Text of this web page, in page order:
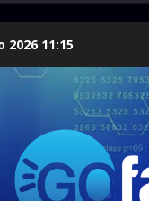
2026 11:15